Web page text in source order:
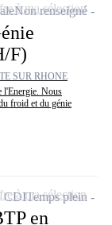
F)
SUR RHONE
l'Energie. Nous
froid et du génie
Non renseigné
à ma sélection
en
CDITemps plein
à ma sélection